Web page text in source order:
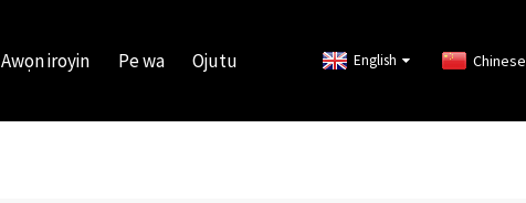
Awọn iroyin Pe wa Ojutu English Chinese